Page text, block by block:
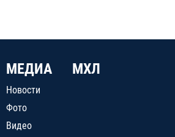
МЕДИА
Новости
Фото
Видео
МХЛ